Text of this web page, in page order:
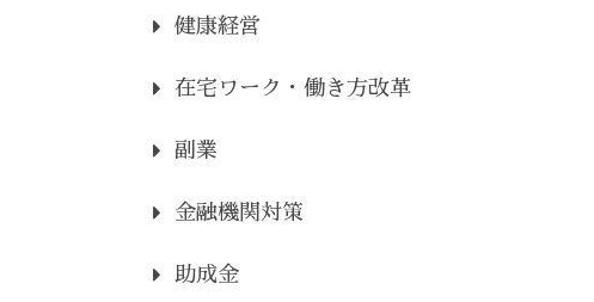
健康経営
在宅ワーク・働き方改革
副業
金融機関対策
助成金